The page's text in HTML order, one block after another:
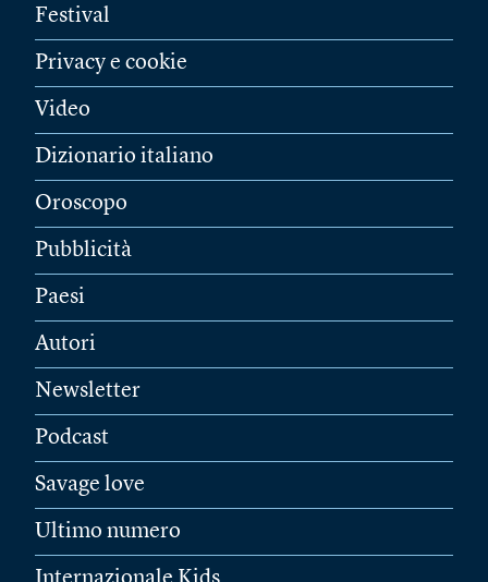
Festival
Privacy e cookie
Video
Dizionario italiano
Oroscopo
Pubblicità
Paesi
Autori
Newsletter
Podcast
Savage love
Ultimo numero